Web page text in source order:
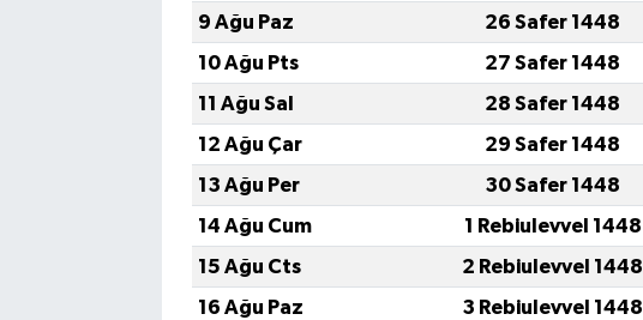
9 Ağu Paz
26 Safer 1448
10 Ağu Pts
27 Safer 1448
11 Ağu Sal
28 Safer 1448
12 Ağu Çar
29 Safer 1448
13 Ağu Per
30 Safer 1448
14 Ağu Cum
1 Rebiulevvel 1448
15 Ağu Cts
2 Rebiulevvel 1448
16 Ağu Paz
3 Rebiulevvel 1448